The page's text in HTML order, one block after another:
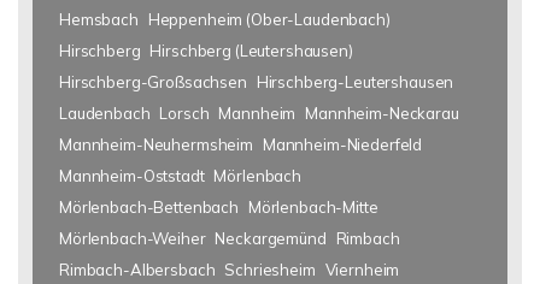
Hemsbach
Heppenheim (Ober-Laudenbach)
Hirschberg Hirschberg (Leutershausen)
Hirschberg-Großsachsen
Hirschberg-Leutershausen
Laudenbach Lorsch Mannheim
Mannheim-Neckarau
Mannheim-Neuhermsheim
Mannheim-Niederfeld
Mannheim-Oststadt Mörlenbach
Mörlenbach-Bettenbach
Mörlenbach-Mitte
Mörlenbach-Weiher Neckargemünd
Rimbach
Rimbach-Albersbach Schriesheim Viernheim